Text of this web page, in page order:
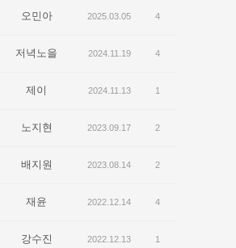
오민아 2025.03.05 4
저녁노을 2024.11.19 4
제이 2024.11.13 1
노지현 2023.09.17 2
배지원 2023.08.14 2
재윤 2022.12.14 4
강수진 2022.12.13 1